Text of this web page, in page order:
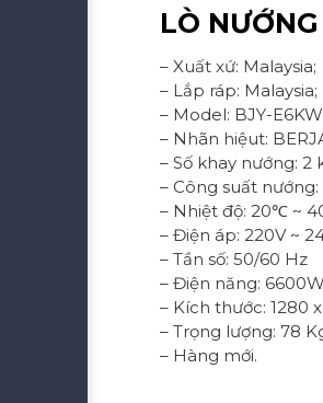
LÒ
– Xuất xứ: Malaysia;
– Lắp ráp: Malaysia;
– Model: BJY-
– Nhãn hiệut:
– Số khay nướng:
– Công suất
– Nhiệt độ: 20℃ ~
– Điện áp: 220V ~
– Tần số: 50/60 Hz
– Điện năng: 6600W
– Kích thước: 1280
– Trọng lượng: 78
– Hàng mới.